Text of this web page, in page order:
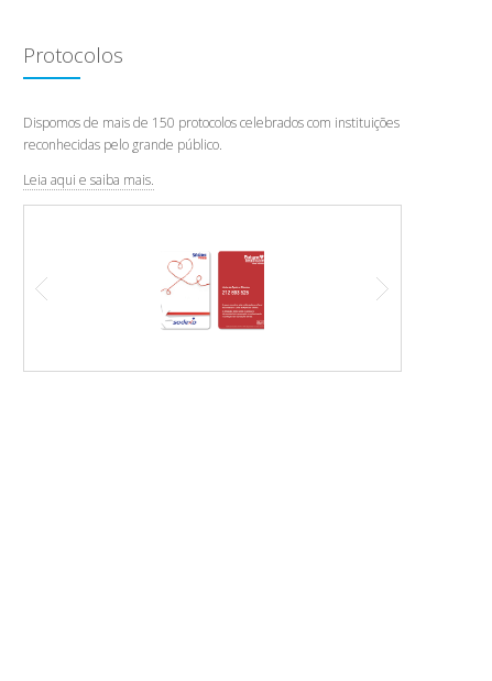
Protocolos
Dispomos de mais de 150 protocolos celebrados com instituições
reconhecidas pelo grande público.
Leia aqui e saiba mais.